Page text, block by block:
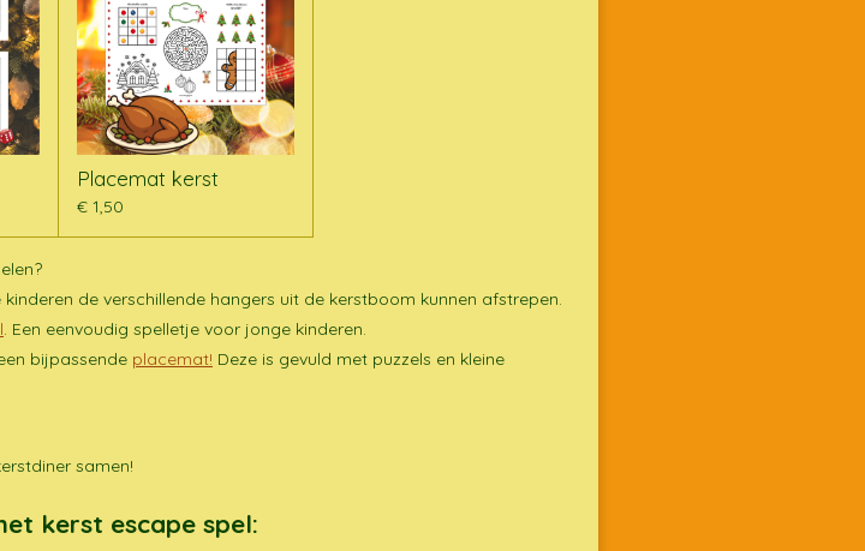
Placemat kerst
€ 1,50
de verschillende hangers uit de kerstboom kunnen afstrepen.
. Een eenvoudig spelletje voor jonge kinderen.
bijpassende placemat! Deze is gevuld met puzzels en kleine
samen!
kerst escape spel: